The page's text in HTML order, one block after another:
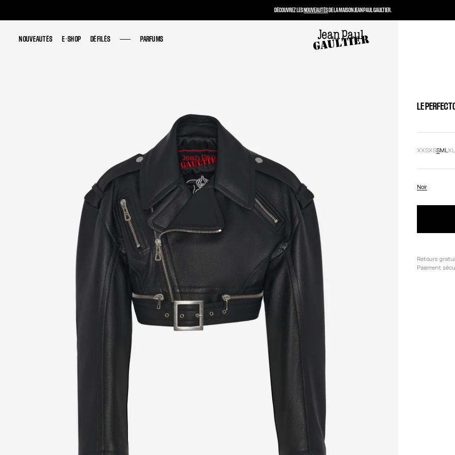
NOUVEAUTÉS E-SHOP DÉFILÉS PARFUMS
NOUVEAUTÉS E-SHOP DÉFILÉS PARFUMS
LE
XXSXSSMLXL
Noir
Retours
Paiement
DÉCOUVREZ LESNOUVEAUTÉSDE LA MAISON JEAN PAUL GAULTIER.